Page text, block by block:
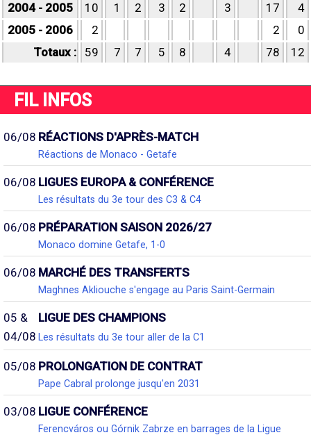
2004 - 2005
10 1 2 3 2 3 17
4
2005 - 2006
2 2
0
Totaux :
59 7 7 5 8 4 78 12
FIL INFOS
06/08 RÉACTIONS D'APRÈS-MATCH
Réactions de Monaco - Getafe
06/08 LIGUES EUROPA & CONFÉRENCE
Les résultats du 3e tour des C3 & C4
06/08 PRÉPARATION SAISON 2026/27
Monaco domine Getafe, 1-0
06/08 MARCHÉ DES TRANSFERTS
Maghnes Akliouche s'engage au Paris Saint-Germain
05 &
04/08
LIGUE DES CHAMPIONS
Les résultats du 3e tour aller de la C1
05/08 PROLONGATION DE CONTRAT
Pape Cabral prolonge jusqu'en 2031
03/08 LIGUE CONFÉRENCE
Ferencváros ou Górnik Zabrze en barrages de la Ligue